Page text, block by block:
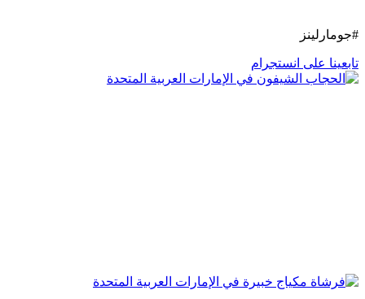
#جومارلينز
تابعينا على انستجرام